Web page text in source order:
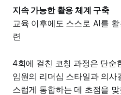
지속 가능한 활용 체계 구축
교육 이후에도 스스로 AI를
련
4회에 걸친 코칭 과정은 단순
임원의 리더십 스타일과 의사
스럽게 통합하는 데 초점을